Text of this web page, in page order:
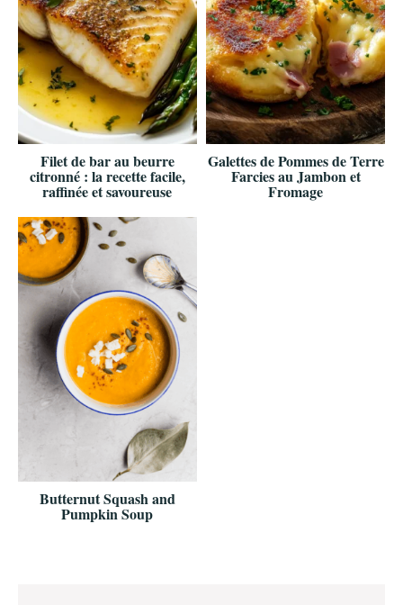
Filet de bar au beurre
citronné : la recette facile,
raffinée et savoureuse
Galettes de Pommes de Terre
Farcies au Jambon et
Fromage
Butternut Squash and
Pumpkin Soup